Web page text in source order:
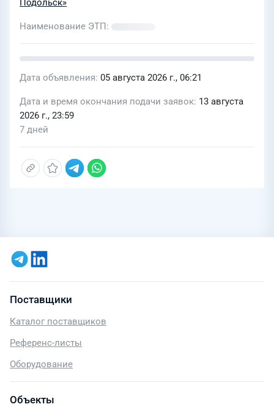
Подольск»
Наименование ЭТП
Дата объявления 05 августа 2026 г., 06:21
Дата и время окончания подачи заявок 13 августа
2026 г., 23:59
7 дней
Поставщики
Каталог поставщиков
Референс-листы
Оборудование
Объекты